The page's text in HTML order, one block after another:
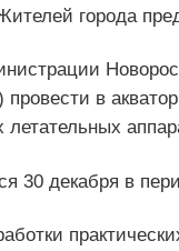
города
в
летательных
30 декабря в